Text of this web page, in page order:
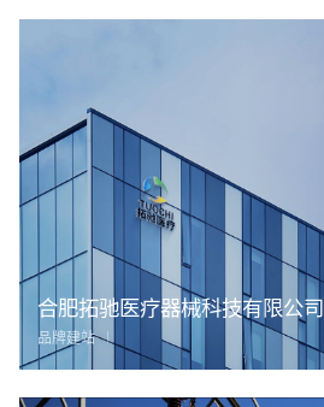
合肥拓驰医疗器械科技有限公司
品牌建站